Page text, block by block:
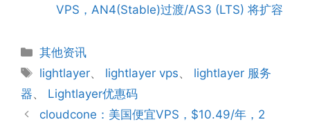
VPS，AN4(Stable)过渡/AS3 (LTS) 将扩容
分
类
其他资讯
标
签
lightlayer、 lightlayer vps、 lightlayer 服务
器、 Lightlayer优惠码
cloudcone：美国便宜VPS，$10.49/年，2